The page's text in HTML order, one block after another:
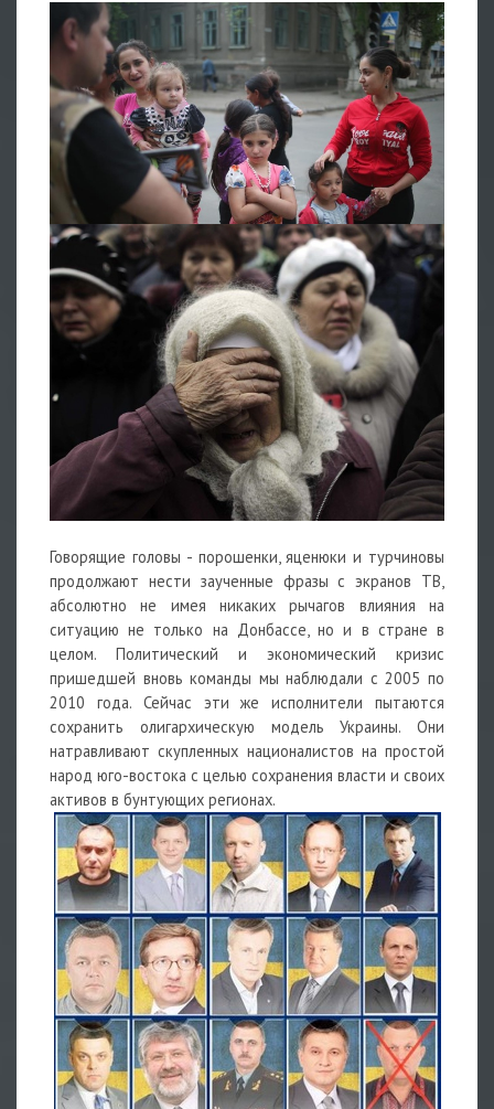
Говорящие головы - порошенки, яценюки и турчиновы
продолжают нести заученные фразы с экранов ТВ,
абсолютно не имея никаких рычагов влияния на
ситуацию не только на Донбассе, но и в стране в
целом. Политический и экономический кризис
пришедшей вновь команды мы наблюдали с 2005 по
2010 года. Сейчас эти же исполнители пытаются
сохранить олигархическую модель Украины. Они
натравливают скупленных националистов на простой
народ юго-востока с целью сохранения власти и своих
активов в бунтующих регионах.